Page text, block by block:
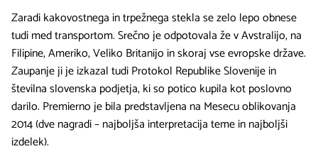
Zaradi kakovostnega in trpežnega stekla se zelo lepo obnese
tudi med transportom. Srečno je odpotovala že v Avstralijo, na
Filipine, Ameriko, Veliko Britanijo in skoraj vse evropske države.
Zaupanje ji je izkazal tudi Protokol Republike Slovenije in
številna slovenska podjetja, ki so potico kupila kot poslovno
darilo. Premierno je bila predstavljena na Mesecu oblikovanja
2014 (dve nagradi – najboljša interpretacija teme in najboljši
izdelek).